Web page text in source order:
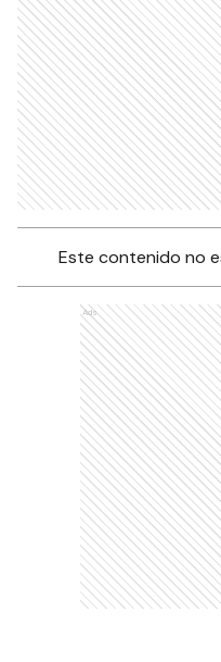
Este contenido no
Ads